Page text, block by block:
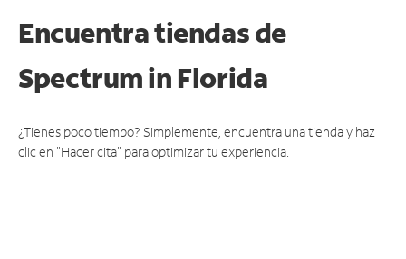
Encuentra tiendas de
Spectrumin Florida
¿Tienes poco tiempo? Simplemente, encuentra una tienda y haz
clic en "Hacer cita" para optimizar tu experiencia.